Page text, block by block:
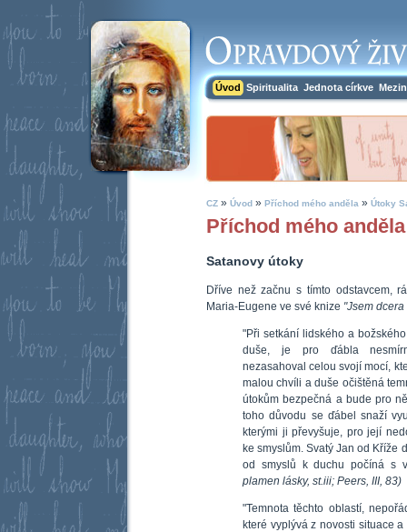
Úvod Spiritualita Jednota církve
CZ » Úvod » Příchod mého anděla » Útoky
Příchod mého
Satanovy útoky
Dříve než začnu s tímto odstavcem,
Maria-Eugene ve své knize "Jsem
"Při setkání lidského a
duše, je pro ďábla
nezasahoval celou svojí mocí,
malou chvíli a duše očištěná
útokům bezpečná a bude pro
toho důvodu se ďábel snaží
kterými ji převyšuje, pro její
ke smyslům. Svatý Jan od Kříže
od smyslů k duchu počíná s
plamen lásky, st.iii; Peers, III, 83)
"Temnota těchto oblastí,
které vyplývá z novosti situace